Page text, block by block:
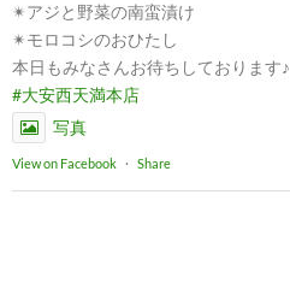
✴︎アジと野菜の南蛮漬け
✴︎モロコシのおひたし
本日もみなさんお待ちしております♪
#大安西天満本店
写真
View on Facebook · Share